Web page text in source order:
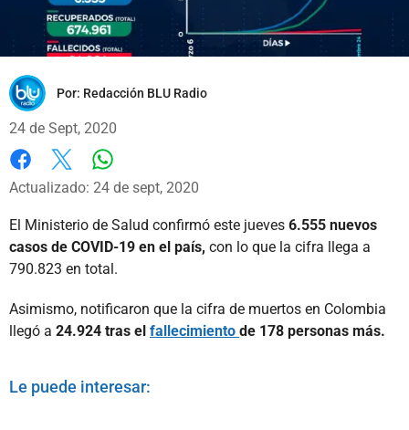
Por: Redacción BLU Radio
24 de Sept, 2020
Facebook
X
Actualizado: 24 de sept, 2020
El Ministerio de Salud confirmó este jueves 6.555 nuevos
casos de COVID-19 en el país, con lo que la cifra llega a
790.823 en total.
Asimismo, notificaron que la cifra de muertos en Colombia
llegó a 24.924 tras el fallecimiento de 178 personas más.
Le puede interesar: